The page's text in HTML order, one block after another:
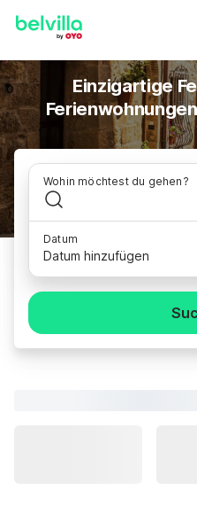
Einzigartige
Wohin möchtest du gehen?
Datum
Datum hinzufügen